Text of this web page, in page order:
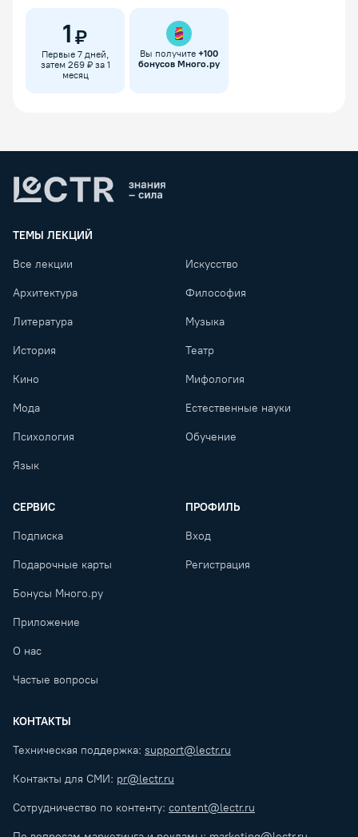
1 ₽
Первые 7 дней,
затем 269 ₽ за 1
месяц
Вы получите +100
бонусов Много.ру
ТЕМЫ ЛЕКЦИЙ
Все лекции Искусство
Архитектура Философия
Литература Музыка
История Театр
Кино Мифология
Мода Естественные науки
Психология Обучение
Язык
СЕРВИС
Подписка
Подарочные карты
Бонусы Много.ру
Приложение
О нас
Частые вопросы
ПРОФИЛЬ
Вход
Регистрация
КОНТАКТЫ
Техническая поддержка: support@lectr.ru
Контакты для СМИ: pr@lectr.ru
Сотрудничество по контенту: content@lectr.ru